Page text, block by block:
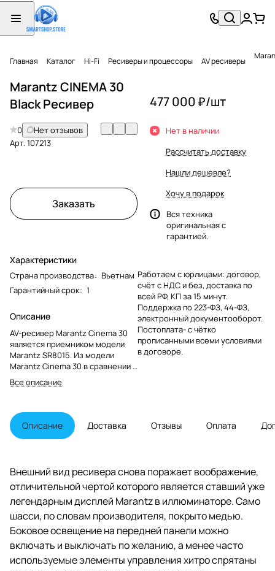
Главная Каталог Hi-Fi Ресиверы и процессоры AV ресиверы
Marantz CINEMA 30
Black Ресивер
0
Нет отзывов
Арт.107213
Заказать
Характеристики
Страна производства: Вьетнам
Гарантийный срок: 1
Описание
AV-ресивер Marantz Cinema 30
является приемником модели
Marantz SR8015. Из модели
Marantz Cinema 30 в сравнении с
предудущей моделью на
тыловой части ресивера убрали
вход, с передней панели убрали
аналоговый и цифровой HDMI
вход, пульт дистанционного
откидной панелью лишилась
более половины клавиш
управления. На первый взгляд
японская корпорация решила
сильно снизить себестоимость
топовой модели ресивера
относительно предыдущего
поколения.
Все описание
477 000 ₽/шт
Нет в наличии
Рассчитать доставку
Нашли дешевле?
Хочу в подарок
Вся техника
оригинальная с
гарантией.
Работаем с юрлицами: договор,
счёт с НДС и без, доставка по
всей РФ, КП за 15 минут.
Поддержка по 223-ФЗ, 44-ФЗ,
электронный документооборот.
Постоплата- с чётко
прописанными всеми условиями
в договоре.
Описание Доставка Отзывы Оплата
Внешний вид ресивера снова поражает воображение,
отличительной чертой которого является ставший уже
легендарным дисплей Marantz в иллюминаторе. Само
шасси, по словам производителя, покрыто медью.
Боковое освещение на передней панели можно
включать и выключать по желанию, а менее часто
используемые элементы управления хитро спрятаны